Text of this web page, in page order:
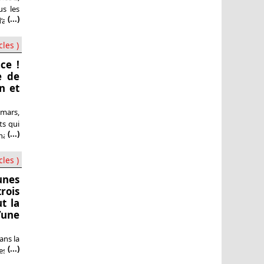
les
(...)
)
!
de
et
qui
de
(...)
)
la
la
en
(...)